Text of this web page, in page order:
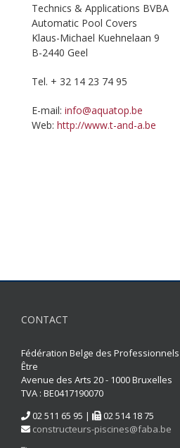
Technics & Applications BVBA
Automatic Pool Covers
Klaus-Michael Kuehnelaan 9
B-2440 Geel
Tel. + 32 14 23 74 95
E-mail: info@aquatop.be
Web: http://www.t-and-a.be
CONTACT
Fédération Belge des
Être
Avenue des Arts 20 - 1000 Bruxelles
TVA : BE0417190070
02 511 65 95 |
02 514 18 75
constructeurs-piscines@faba.be